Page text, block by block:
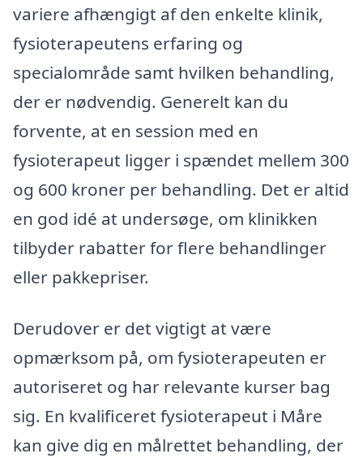
variere afhængigt af den enkelte klinik,
fysioterapeutens erfaring og
specialområde samt hvilken behandling,
der er nødvendig. Generelt kan du
forvente, at en session med en
fysioterapeut ligger i spændet mellem 300
og 600 kroner per behandling. Det er altid
en god idé at undersøge, om klinikken
tilbyder rabatter for flere behandlinger
eller pakkepriser.
Derudover er det vigtigt at være
opmærksom på, om fysioterapeuten er
autoriseret og har relevante kurser bag
sig. En kvalificeret fysioterapeut i Måre
kan give dig en målrettet behandling, der